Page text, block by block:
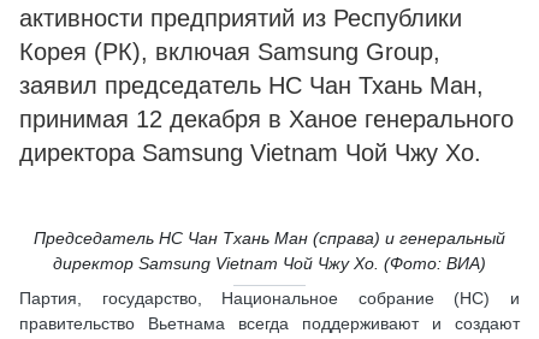
активности предприятий из Республики
Корея (РК), включая Samsung Group,
заявил председатель НС Чан Тхань Ман,
принимая 12 декабря в Ханое генерального
директора Samsung Vietnam Чой Чжу Хо.
Председатель НС Чан Тхань Ман (справа) и генеральный
директор Samsung Vietnam Чой Чжу Хо. (Фото: ВИA)
Партия, государство, Национальное собрание (НС) и
правительство Вьетнама всегда поддерживают и создают